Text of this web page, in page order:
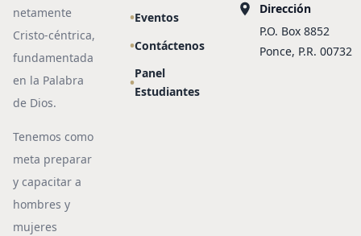
netamente
Cristo-céntrica,
fundamentada
en la Palabra
de Dios.
Tenemos como
meta preparar
y capacitar a
hombres y
mujeres
Eventos
Contáctenos
Panel
Estudiantes
Dirección
P.O. Box 8852
Ponce, P.R. 00732